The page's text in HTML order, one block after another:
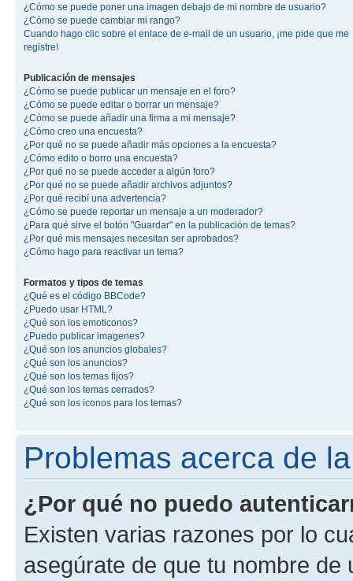
¿Cómo se puede poner una imagen debajo de mi nombre de usuario?
¿Cómo se puede cambiar mi rango?
Cuando hago clic sobre el enlace de e-mail de un usuario, ¡me pide que me
registre!
Publicación de mensajes
¿Cómo se puede publicar un mensaje en el foro?
¿Cómo se puede editar o borrar un mensaje?
¿Cómo se puede añadir una firma a mi mensaje?
¿Cómo creo una encuesta?
¿Por qué no se puede añadir más opciones a la encuesta?
¿Cómo edito o borro una encuesta?
¿Por qué no se puede acceder a algún foro?
¿Por qué no se puede añadir archivos adjuntos?
¿Por qué recibí una advertencia?
¿Cómo se puede reportar un mensaje a un moderador?
¿Para qué sirve el botón "Guardar" en la publicación de temas?
¿Por qué mis mensajes necesitan ser aprobados?
¿Cómo hago para reactivar un tema?
Formatos y tipos de temas
¿Qué es el código BBCode?
¿Puedo usar HTML?
¿Qué son los emoticonos?
¿Puedo publicar imagenes?
¿Qué son los anuncios globales?
¿Qué son los anuncios?
¿Qué son los temas fijos?
¿Qué son los temas cerrados?
¿Qué son los iconos para los temas?
Problemas acerca de
¿Por qué no puedo
Existen varias razones por lo
asegúrate de que tu nombre